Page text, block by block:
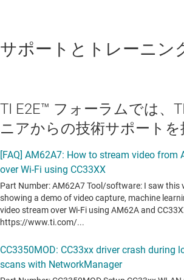
サポートとトレーニン
TI E2E™ フォーラムでは、
ニアからの技術サポートを